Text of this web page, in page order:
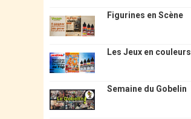
Figurines en Scène
Les Jeux en couleurs
Semaine du Gobelin